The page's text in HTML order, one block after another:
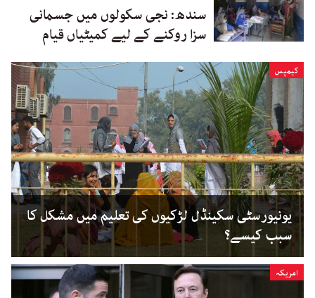
سندھ: نجی سکولوں میں جسمانی
سزا روکنے کے لیے کمیٹیاں قیام
کیمپس
یونیورسٹی سکینڈل لڑکیوں کی تعلیم میں مشکل کا
سبب کیسے؟
امریکہ